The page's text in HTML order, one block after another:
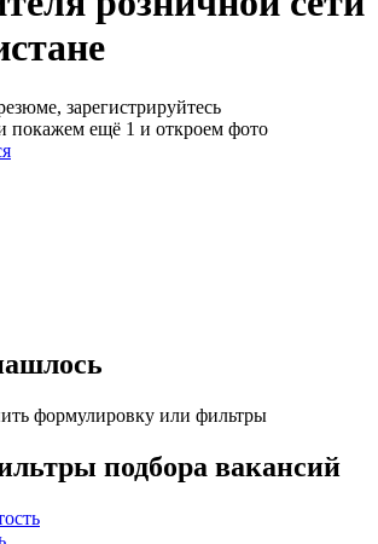
зарегистрируйтесь
покажем ещё 1 и откроем фото
формулировку или фильтры
подбора вакансий